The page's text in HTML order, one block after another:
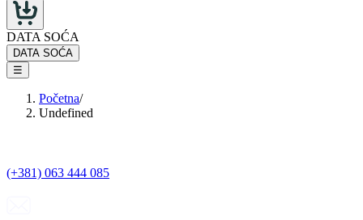
DATA SOĆA
DATA SOĆA
☰
Početna/
Undefined
(+381) 063 444 085